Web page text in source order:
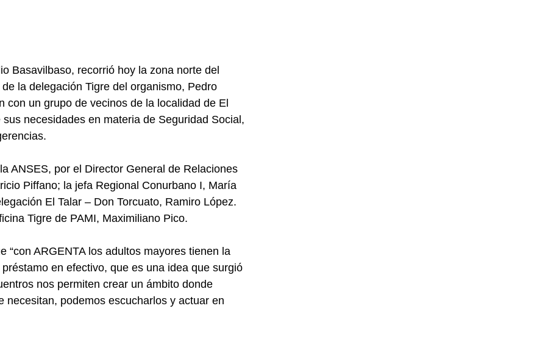
Basavilbaso, recorrió hoy la zona norte del
la delegación Tigre del organismo, Pedro
con un grupo de vecinos de la localidad de El
necesidades en materia de Seguridad Social,
ANSES, por el Director General de Relaciones
Piffano; la jefa Regional Conurbano I, María
El Talar – Don Torcuato, Ramiro López.
Tigre de PAMI, Maximiliano Pico.
“con ARGENTA los adultos mayores tienen la
en efectivo, que es una idea que surgió
nos permiten crear un ámbito donde
necesitan, podemos escucharlos y actuar en